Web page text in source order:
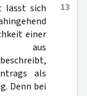
13
lässt sich
einer
aus
als
Denn bei